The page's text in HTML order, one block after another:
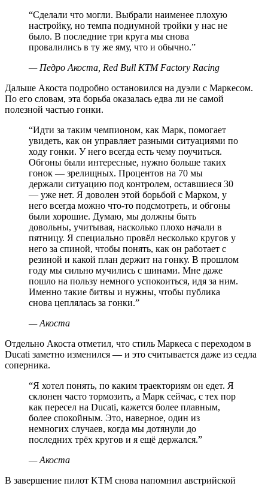
“Сделали что могли. Выбрали наименее плохую
настройку, но темпа подиумной тройки у нас не
было. В последние три круга мы снова
провалились в ту же яму, что и обычно.”
— Педро Акоста, Red Bull KTM Factory Racing
Дальше Акоста подробно остановился на дуэли с Маркесом.
По его словам, эта борьба оказалась едва ли не самой
полезной частью гонки.
“Идти за таким чемпионом, как Марк, помогает
увидеть, как он управляет разными ситуациями по
ходу гонки. У него всегда есть чему поучиться.
Обгоны были интересные, нужно больше таких
гонок — зрелищных. Процентов на 70 мы
держали ситуацию под контролем, оставшиеся 30
— уже нет. Я доволен этой борьбой с Марком, у
него всегда можно что-то подсмотреть, и обгоны
были хорошие. Думаю, мы должны быть
довольны, учитывая, насколько плохо начали в
пятницу. Я специально провёл несколько кругов у
него за спиной, чтобы понять, как он работает с
резиной и какой план держит на гонку. В прошлом
году мы сильно мучились с шинами. Мне даже
пошло на пользу немного успокоиться, идя за ним.
Именно такие битвы и нужны, чтобы публика
снова цеплялась за гонки.”
—Акоста
Отдельно Акоста отметил, что стиль Маркеса с переходом в
Ducati заметно изменился — и это считывается даже из седла
соперника.
“Я хотел понять, по каким траекториям он едет. Я
склонен часто тормозить, а Марк сейчас, с тех пор
как пересел на Ducati, кажется более плавным,
более спокойным. Это, наверное, один из
немногих случаев, когда мы дотянули до
последних трёх кругов и я ещё держался.”
—Акоста
В завершение пилот KTM снова напомнил австрийской